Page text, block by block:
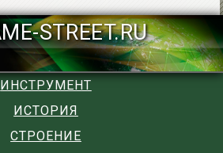
GAME-
ИНСТРУМЕНТ
ИСТОРИЯ
СТРОЕНИЕ